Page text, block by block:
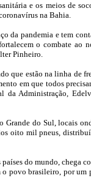
e os meios de
na Bahia.
da pandemia e tem
o combate ao
Pinheiro.
que estão na linha de
em que todos
da Administração,
Grande do Sul, locais
oito mil pneus,
do mundo, chega
o povo brasileiro, por um